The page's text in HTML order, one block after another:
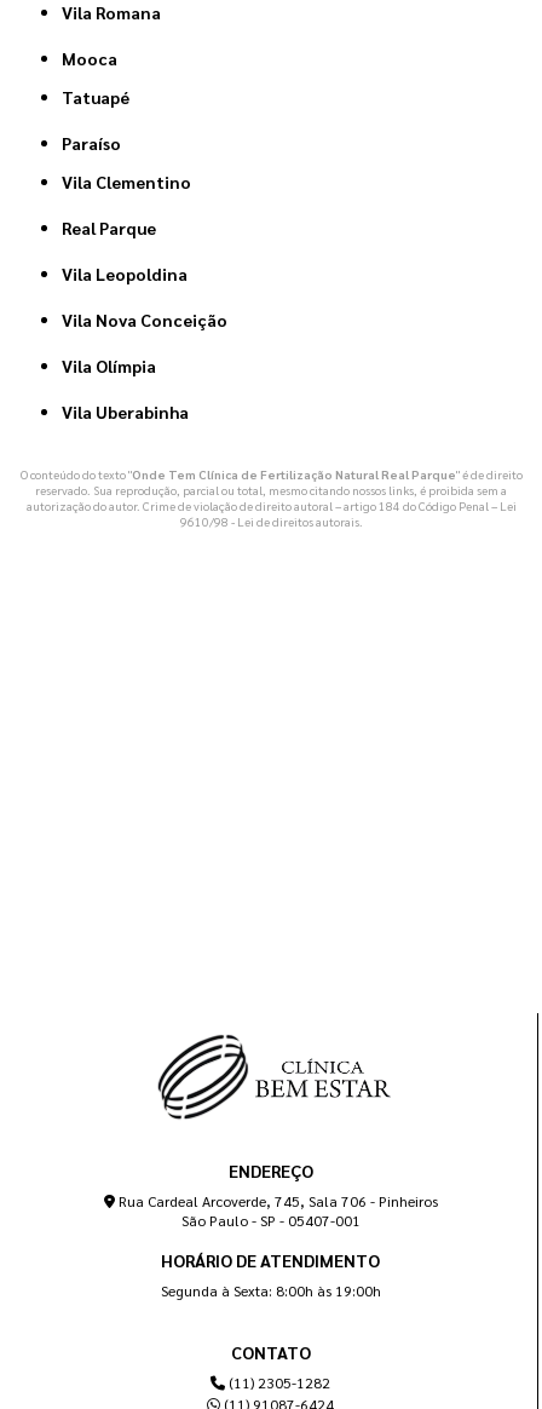
Vila Romana
Mooca
Tatuapé
Paraíso
Vila Clementino
Real Parque
Vila Leopoldina
Vila Nova Conceição
Vila Olímpia
Vila Uberabinha
O conteúdo do texto "Onde Tem Clínica de Fertilização Natural Real Parque" é de direito
reservado. Sua reprodução, parcial ou total, mesmo citando nossos links, é proibida sem a
autorização do autor. Crime de violação de direito autoral – artigo 184 do Código Penal – Lei
9610/98 - Lei de direitos autorais.
ENDEREÇO
Rua Cardeal Arcoverde, 745, Sala 706 - Pinheiros
São Paulo - SP - 05407-001
HORÁRIO DE ATENDIMENTO
Segunda à Sexta: 8:00h às 19:00h
CONTATO
(11) 2305-1282
(11) 91087-6424